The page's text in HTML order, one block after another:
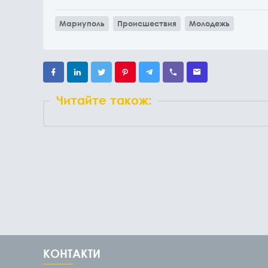
Мариуполь Происшествия Молодежь
Читайте також:
КОНТАКТИ